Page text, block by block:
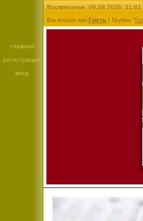
главная
регистрация
вход
Воскресенье, 09.08.2026, 11:41
Вы вошли как Гость | Группа "